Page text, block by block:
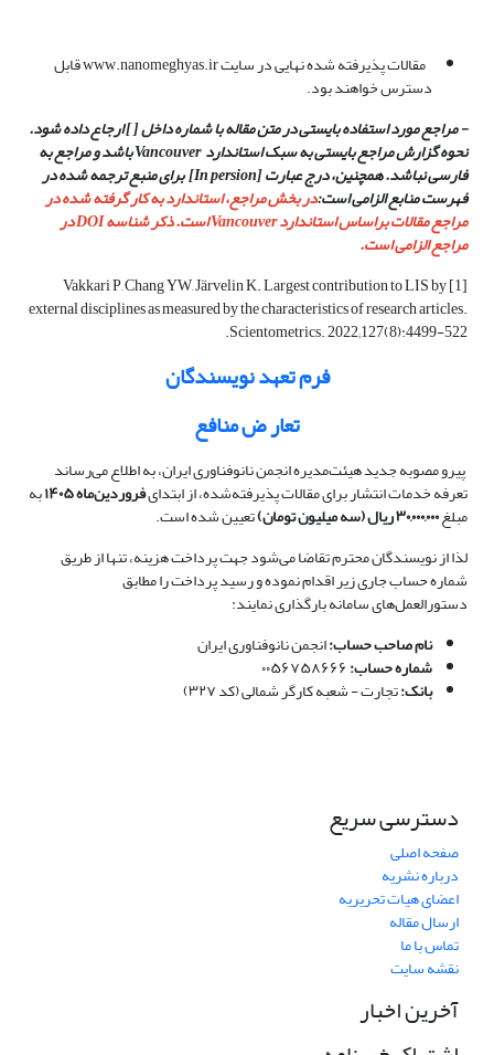
مقالات پذیرفته شده نهایی در سایت www.nanomeghyas.ir قابل
دسترس خواهند بود.
- مراجع مورد استفاده بایستی در متن مقاله با شماره داخل [ ] ارجاع داده شود.
نحوه گزارش مراجع بایستی بهسبک استانداردVancouverباشد و مراجع به
فارسی نباشد. همچنین، درج عبارت [In persion] برای منبع ترجمه شده در
فهرست منابع الزامی است:در بخش مراجع، استاندارد به کار گرفته شده در
مراجع مقالات براساس استاندارد Vancouver است. ذکر شناسه DOI در
مراجع الزامی است.
[1] Vakkari P, Chang YW, Järvelin K. Largest contribution to LIS by
external disciplines as measured by the characteristics of research articles.
Scientometrics. 2022;127(8):4499-522.
فرم تعهد نویسندگان
تعار ض منافع
پیرو مصوبه جدید هیئت‌مدیره انجمن نانوفناوری ایران، به اطلاع می‌رساند
تعرفه خدمات انتشار برای مقالات پذیرفته‌شده، از ابتدایفروردین‌ماه ۱۴۰۵ به
مبلغ۳۰,۰۰۰,۰۰۰ ریال (سه میلیون تومان)
تعیین شده است.
لذا از نویسندگان محترم تقاضا می‌شود جهت پرداخت هزینه، تنها از طریق
شماره حساب جاری زیر اقدام نموده و رسید پرداخت را مطابق
دستورالعمل‌های سامانه بارگذاری نمایند:
نام صاحب حساب:انجمن نانوفناوری ایران
شماره حساب:
بانک:تجارت - شعبه کارگر شمالی (کد ۳۲۷)
دسترسی سریع
صفحه اصلی
درباره نشریه
اعضای هیات تحریریه
ارسال مقاله
تماس با ما
نقشه سایت
آخرین اخبار